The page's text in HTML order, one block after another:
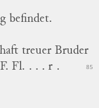
befindet.
treuer Bruder
85
F. Fl....r .